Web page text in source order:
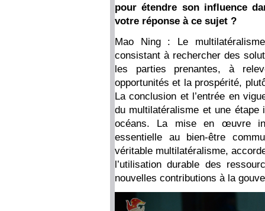
pour étendre son influence
votre réponse à ce sujet ?
Mao Ning : Le
consistant à rechercher des
les parties prenantes, à
opportunités et la prospérité,
La conclusion et l’entrée en
du multilatéralisme et une étape
océans. La mise en œuvre
essentielle au bien-être
véritable multilatéralisme,
l’utilisation durable des
nouvelles contributions à la